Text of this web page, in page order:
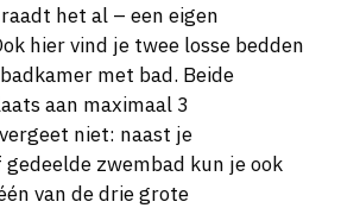
het al – een eigen
hier vind je twee losse bedden
met bad. Beide
aan maximaal 3
niet: naast je
zwembad kun je ook
van de drie grote